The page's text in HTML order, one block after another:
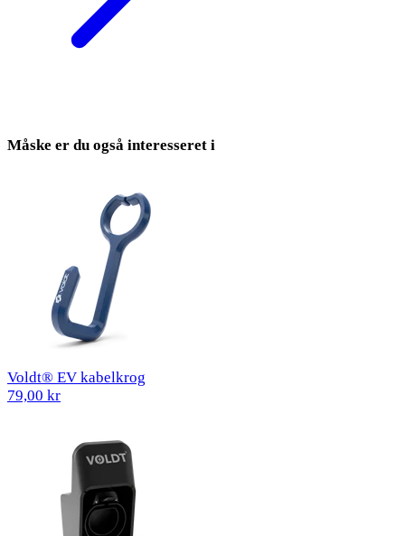
Måske er du også interesseret i
Voldt® EV kabelkrog
79,00 kr